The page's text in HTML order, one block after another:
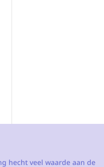
hecht veel waarde aan de